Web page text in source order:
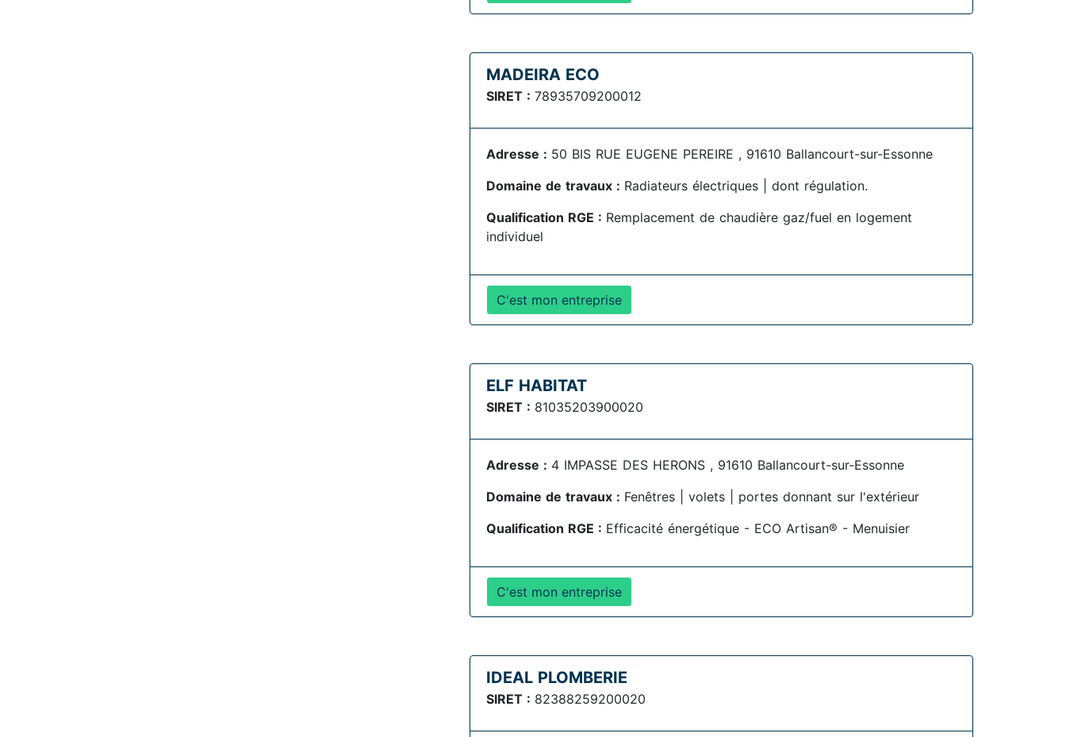
MADEIRA ECO
SIRET : 78935709200012
Adresse : 50 BIS RUE EUGENE PEREIRE , 91610 Ballancourt-sur-Essonne
Domaine de travaux : Radiateurs électriques | dont régulation.
Qualification RGE : Remplacement de chaudière gaz/fuel en logement
individuel
C'est mon entreprise
ELF HABITAT
SIRET : 81035203900020
Adresse : 4 IMPASSE DES HERONS , 91610 Ballancourt-sur-Essonne
Domaine de travaux : Fenêtres | volets | portes donnant sur l'extérieur
Qualification RGE : Efficacité énergétique - ECO Artisan® - Menuisier
C'est mon entreprise
IDEAL PLOMBERIE
SIRET : 82388259200020